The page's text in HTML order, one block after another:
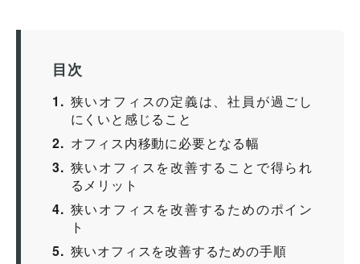
目次
1
狭いオフィスの定義は、社員が過ごし
にくいと感じること
2
オフィス内移動に必要となる幅
3
狭いオフィスを改善することで得られ
るメリット
4
狭いオフィスを改善するためのポイン
ト
5
狭いオフィスを改善するための手順